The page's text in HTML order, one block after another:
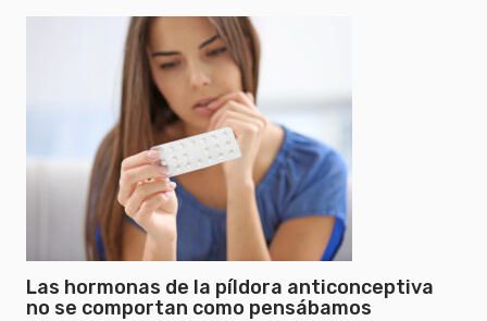
Las hormonas de la píldora anticonceptiva
no se comportan como pensábamos